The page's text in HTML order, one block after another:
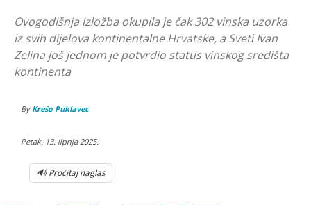
Ovogodišnja izložba okupila je čak 302 vinska uzorka
iz svih dijelova kontinentalne Hrvatske, a Sveti Ivan
Zelina još jednom je potvrdio status vinskog središta
kontinenta
By Krešo Puklavec
Petak, 13. lipnja 2025.
🔊 Pročitaj naglas